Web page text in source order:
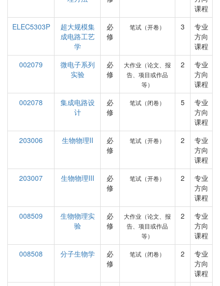
课程
ELEC5303P
超大规模集
成电路工艺
学
必
修
笔试（开卷） 3
专业
方向
课程
002079
微电子系列
实验
必
修
大作业（论文、报
告、项目或作品
等）
2
专业
方向
课程
002078
集成电路设
计
必
修
笔试（闭卷） 5
专业
方向
课程
203006
生物物理II
必
修
笔试（开卷） 2
专业
方向
课程
203007
生物物理III
必
修
笔试（开卷） 2
专业
方向
课程
008509
生物物理实
验
必
修
大作业（论文、报
告、项目或作品
等）
2
专业
方向
课程
008508
分子生物学
必
修
笔试（闭卷） 2
专业
方向
课程